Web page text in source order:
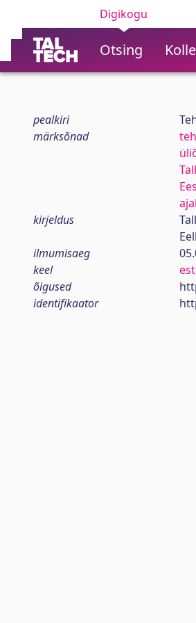
Digikogu
Otsing
pealkiri
märksõnad
kirjeldus
ilmumisaeg
keel
est
õigused
identifikaator